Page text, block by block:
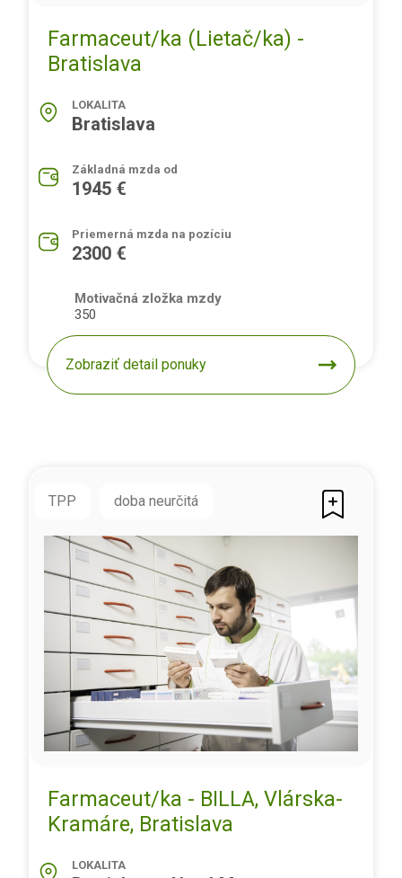
Farmaceut/ka (Lietač/ka) -
Bratislava
LOKALITA
Bratislava
Základná mzda od
1945 €
Priemerná mzda na pozíciu
2300 €
Motivačná zložka mzdy
350
Zobraziť detail ponuky
TPP doba neurčitá
Farmaceut/ka - BILLA, Vlárska-
Kramáre, Bratislava
LOKALITA